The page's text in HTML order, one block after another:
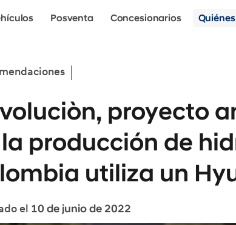
Posventa Concesionarios
proyecto
producción de
utiliza un
el 10 de junio de 2022